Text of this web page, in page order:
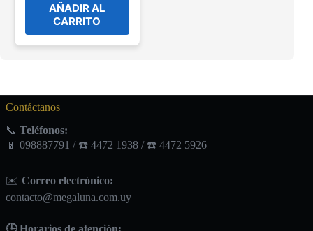
AÑADIR AL
CARRITO
Contáctanos
📞 Teléfonos:
📱 098887791 / ☎️ 4472 1938 / ☎️ 4472 5926
✉️ Correo electrónico:
contacto@megaluna.com.uy
🕒 Horarios de atención: